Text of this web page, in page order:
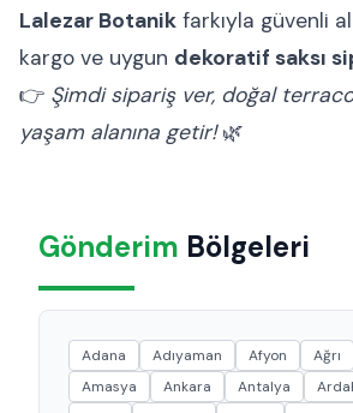
Lalezar Botanik farkıyla güvenli
kargo ve uygun dekoratif saksı
👉 Şimdi sipariş ver, doğal
yaşam alanına getir!🌿
Gönderim Bölgeleri
Adana Adıyaman Afyon Ağrı
Amasya
Ankara Antalya